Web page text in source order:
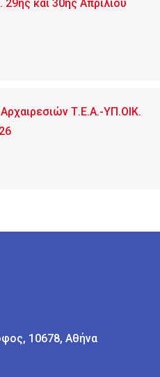
και 30ης Απριλίου
Τ.Ε.Α.-ΥΠ.ΟΙΚ.
10678, Αθήνα